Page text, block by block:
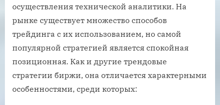
осуществления технической аналитики. На
рынке существует множество способов
трейдинга с их использованием, но самой
популярной стратегией является спокойная
позиционная. Как и другие трендовые
стратегии биржи, она отличается характерными
особенностями, среди которых: